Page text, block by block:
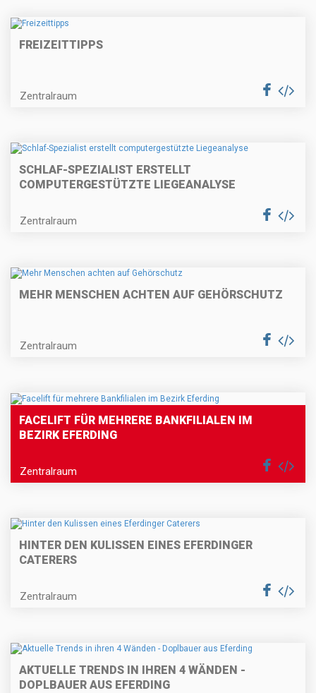
FREIZEITTIPPS
Zentralraum
SCHLAF-SPEZIALIST ERSTELLT
COMPUTERGESTÜTZTE LIEGEANALYSE
Zentralraum
MEHR MENSCHEN ACHTEN AUF GEHÖRSCHUTZ
Zentralraum
FACELIFT FÜR MEHRERE BANKFILIALEN IM
BEZIRK EFERDING
Zentralraum
HINTER DEN KULISSEN EINES EFERDINGER
CATERERS
Zentralraum
AKTUELLE TRENDS IN IHREN 4 WÄNDEN -
DOPLBAUER AUS EFERDING